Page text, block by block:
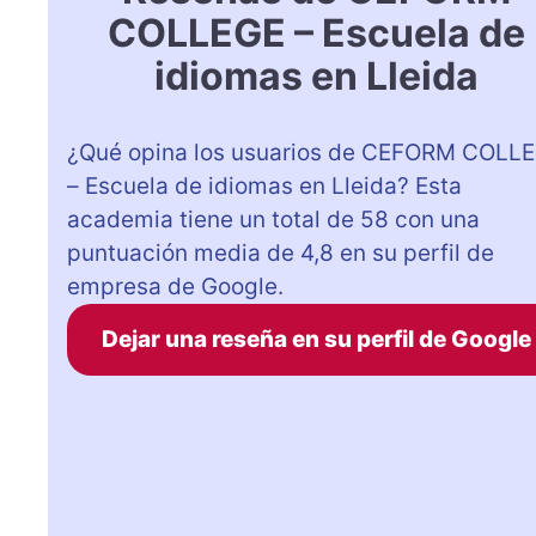
COLLEGE – Escuela de
idiomas en Lleida
¿Qué opina los usuarios de CEFORM
– Escuela de idiomas en Lleida? Esta
academia tiene un total de 58 con una
puntuación media de 4,8 en su perfil de
empresa de Google.
Dejar una reseña en su perfil de Google